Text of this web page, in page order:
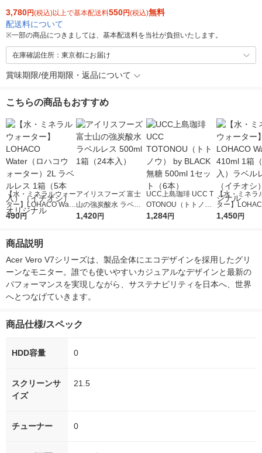
3,780円(税込)以上で基本配送料550円(税込)無料
配送料について
※一部の商品につきましては、基本配送料を当社が負担いたします。
在庫確認住所：東京都にお届け
賞味期限/使用期限・返品について
こちらの商品もおすすめ
【水・ミネラルウォー
ター】LOHACO Wate
r（ロハコウォータ
シ） オリジナル
490円
アイリスフーズ 富士
山の強炭酸水 ラベル
レス 500ml 1箱（24
1,420円
UCC上島珈琲 UCC T
OTONOU（トトノ
ウ） by BLACK無糖 5
1,284円
【水・ミネラ
ター】
r 410ml 1箱（
1,450円
商品説明
Acer Vero V7シリーズは、製品全体にエコデザインを採用したグリ
ーンなモニター。誰でも使いやすいカジュアルなデザインと最新の
パフォーマンスを実現しながら、サステナビリティを日本へ、世界
へとつなげていきます。
商品仕様/スペック
HDD容量 0
スクリーンサ
イズ
21.5
チューナー 0